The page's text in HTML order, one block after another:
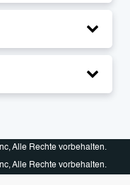
Alle Rechte vorbehalten.
Alle Rechte vorbehalten.